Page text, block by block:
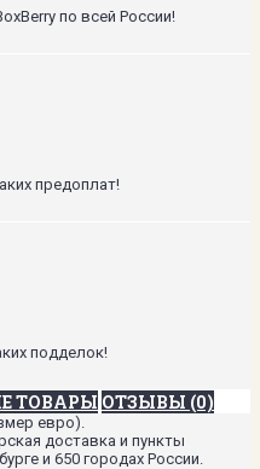
по всей России!
предоплат!
подделок!
ТОВАРЫ ОТЗЫВЫ (0)
евро).
доставка и пункты
и 650 городах России.